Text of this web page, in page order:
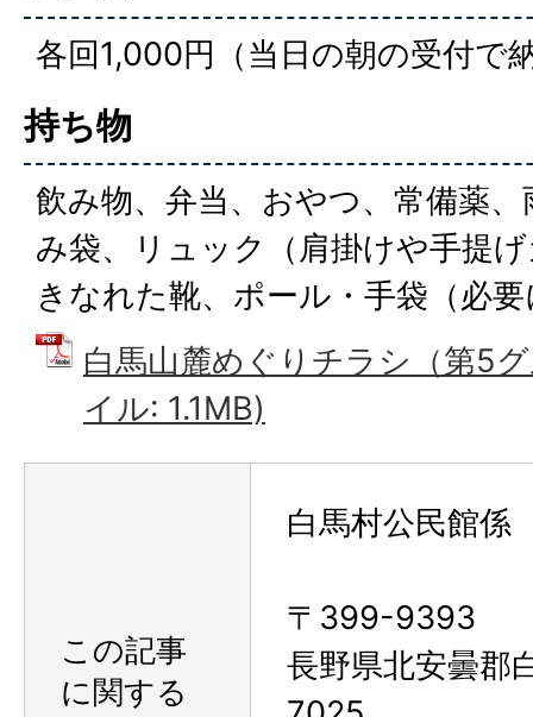
各回1,000円（当日の朝の受付で
持ち物
飲み物、弁当、おやつ、常備薬
み袋、リュック（肩掛けや手提
きなれた靴、ポール・手袋（必
白馬山麓めぐりチラシ（第5
イル: 1.1MB)
この記事
に関する
白馬村公民館係
〒399-9393
長野県北安曇郡